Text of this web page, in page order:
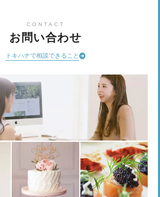
CONTACT
お問い合わせ
トキハナで相談できること